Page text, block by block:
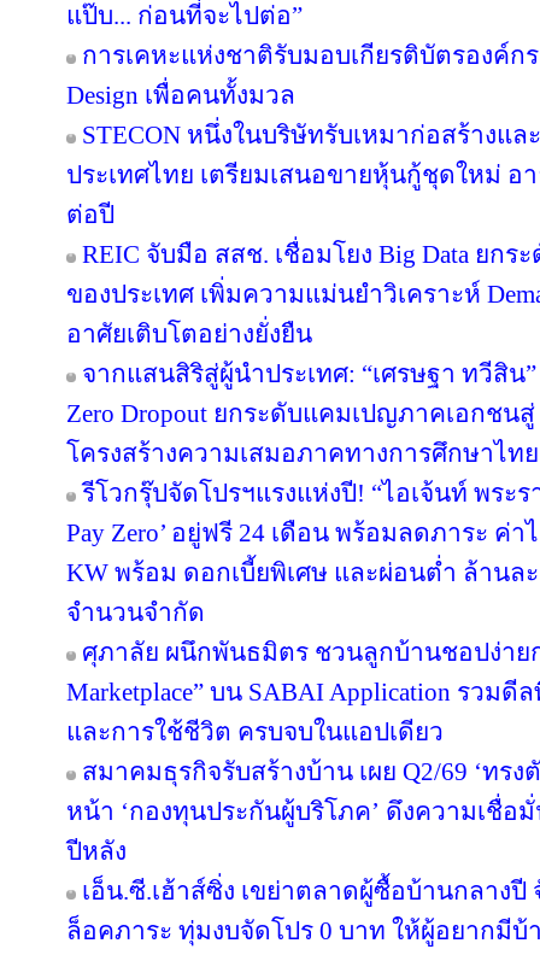
แป๊บ... ก่อนที่จะไปต่อ”
การเคหะแห่งชาติรับมอบเกียรติบัตรองค์ก
Design เพื่อคนทั้งมวล
STECON หนึ่งในบริษัทรับเหมาก่อสร้างแ
ประเทศไทย เตรียมเสนอขายหุ้นกู้ชุดใหม่ อ
ต่อปี
REIC จับมือ สสช. เชื่อมโยง Big Data ยก
ของประเทศ เพิ่มความแม่นยำวิเคราะห์
อาศัยเติบโตอย่างยั่งยืน
จากแสนสิริสู่ผู้นำประเทศ: “เศรษฐา ทวีสิน
Zero Dropout ยกระดับแคมเปญภาคเอกชน
โครงสร้างความเสมอภาคทางการศึกษาไทย
รีโวกรุ๊ปจัดโปรฯแรงแห่งปี! “ไอเจ้นท์ พระร
Pay Zero’ อยู่ฟรี 24 เดือน พร้อมลดภาระ ค่
KW พร้อม ดอกเบี้ยพิเศษ และผ่อนต่ำ ล้านล
จำนวนจำกัด
ศุภาลัย ผนึกพันธมิตร ชวนลูกบ้านชอปง่ายก
Marketplace” บน SABAI Application รวม
และการใช้ชีวิต ครบจบในแอปเดียว
สมาคมธุรกิจรับสร้างบ้าน เผย Q2/69 ‘ทร
หน้า ‘กองทุนประกันผู้บริโภค’ ดึงความเชื่
ปีหลัง
เอ็น.ซี.เฮ้าส์ซิ่ง เขย่าตลาดผู้ซื้อบ้านกลาง
ล็อคภาระ ทุ่มงบจัดโปร 0 บาท ให้ผู้อยากมีบ้